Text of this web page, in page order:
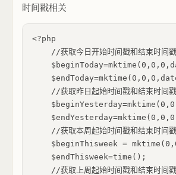
时间戳相关
<?php
//获取今日开始时间戳和结束时间
//获取昨日起始时间戳和结束时间
//获取本周起始时间戳和结束时
$beginThisweek =
    $endThisweek=time();
//获取上周起始时间戳和结束时间